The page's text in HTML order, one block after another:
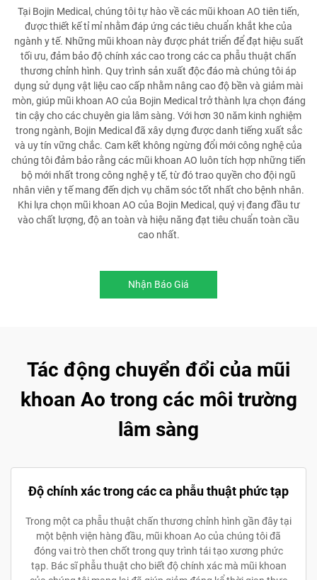
Tại Bojin Medical, chúng tôi tự hào về các mũi khoan AO tiên tiến,
được thiết kế tỉ mỉ nhằm đáp ứng các tiêu chuẩn khắt khe của
ngành y tế. Những mũi khoan này được phát triển để đạt hiệu suất
tối ưu, đảm bảo độ chính xác cao trong các ca phẫu thuật chấn
thương chỉnh hình. Quy trình sản xuất độc đáo mà chúng tôi áp
dụng sử dụng vật liệu cao cấp nhằm nâng cao độ bền và giảm mài
mòn, giúp mũi khoan AO của Bojin Medical trở thành lựa chọn đáng
tin cậy cho các chuyên gia lâm sàng. Với hơn 30 năm kinh nghiệm
trong ngành, Bojin Medical đã xây dựng được danh tiếng xuất sắc
và uy tín vững chắc. Cam kết không ngừng đổi mới công nghệ của
chúng tôi đảm bảo rằng các mũi khoan AO luôn tích hợp những tiến
bộ mới nhất trong công nghệ y tế, từ đó trao quyền cho đội ngũ
nhân viên y tế mang đến dịch vụ chăm sóc tốt nhất cho bệnh nhân.
Khi lựa chọn mũi khoan AO của Bojin Medical, quý vị đang đầu tư
vào chất lượng, độ an toàn và hiệu năng đạt tiêu chuẩn toàn cầu
cao nhất.
Nhận Báo Giá
Tác động chuyển đổi của mũi
khoan Ao trong các môi trường
lâm sàng
Độ chính xác trong các ca phẫu thuật phức tạp
Trong một ca phẫu thuật chấn thương chỉnh hình gần đây tại
một bệnh viện hàng đầu, mũi khoan Ao của chúng tôi đã
đóng vai trò then chốt trong quy trình tái tạo xương phức
tạp. Bác sĩ phẫu thuật cho biết độ chính xác mà mũi khoan